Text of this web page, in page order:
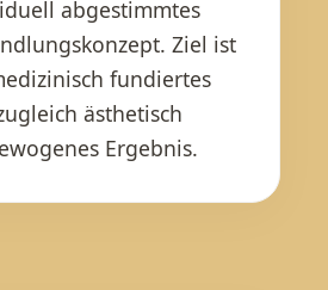
abgestimmtes
Ziel ist
fundiertes
ästhetisch
Ergebnis.